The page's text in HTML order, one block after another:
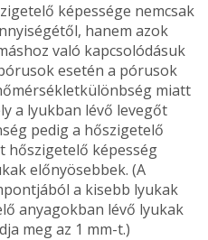
képessége nemcsak
hanem azok
való kap­csolódásuk
esetén a pórusok
mi­att
a lyuk­ban lévő levegőt
pedig a hőszigetelő
hőszigetelő képesség
előnyösebbek. (A
a kisebb lyukak
anyagokban lévő lyukak
meg az 1 mm-t.)